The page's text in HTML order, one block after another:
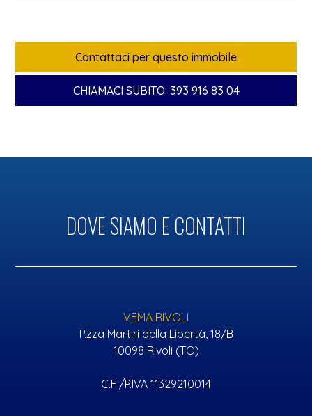
Contattaci per questo immobile
CHIAMACI SUBITO: 393 916 83 04
DOVE SIAMO E CONTATTI
VEMA RIVOLI
P.zza Martiri della Libertà, 18/B
10098 Rivoli (TO)
C.F./P.IVA 11329210014